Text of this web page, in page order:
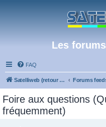
Les
FAQ
Satelliweb (retour vers le site)
Foire aux questions
fréquemment)